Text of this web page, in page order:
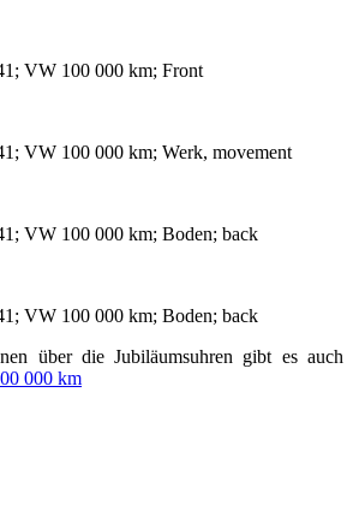
VW 100 000 km; Front
VW 100 000 km; Werk, movement
VW 100 000 km; Boden; back
VW 100 000 km; Boden; back
über die Jubiläumsuhren gibt es auch
000 km